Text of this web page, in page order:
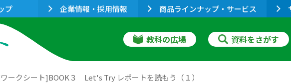
プ 企業情報・採用情報 商品ラインナップ・サービス
教科の広場 資料をさがす
ークシート]BOOK３ Let's Try レポートを読もう（１）